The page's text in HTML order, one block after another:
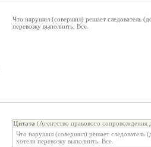
Что нарушил (совершил) решает следователь
перевозку выполнить. Все.
Цитата (Агентство правового сопровождения
Что нарушил (совершил) решает следователь
хотели перевозку выполнить. Все.